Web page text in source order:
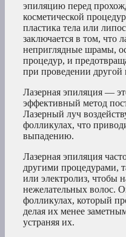
эпиляцию перед
косметической
пластика тела или
заключается в том, что
неприглядные шрамы,
процедур, и
при проведении
Лазерная эпиляция —
эффективный метод
Лазерный луч
фолликулах, что
выпадению.
Лазерная эпиляция
другими процедурами,
или электролиз, чтобы
нежелательных волос.
фолликулах, который
делая их менее
устраняя их.